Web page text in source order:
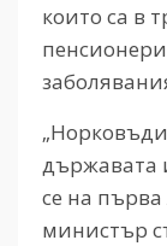
които са в
държавата
се на
министър